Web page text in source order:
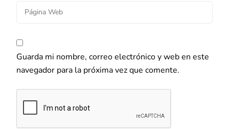
Guarda mi nombre, correo electrónico y web en este
navegador para la próxima vez que comente.